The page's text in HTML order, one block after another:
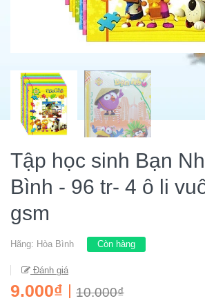
Tập học sinh Bạn
Bình - 96 tr- 4 ô li
gsm
Hãng: Hòa Bình Còn hàng
Đánh giá
9.000₫ 10.000₫